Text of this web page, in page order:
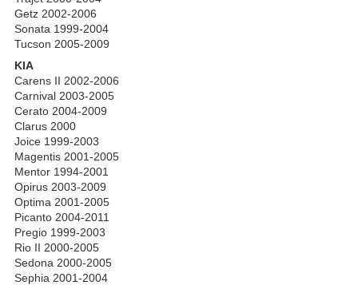
Getz 2002-2006
Sonata 1999-2004
Tucson 2005-2009
KIA
Carens II 2002-2006
Carnival 2003-2005
Cerato 2004-2009
Clarus 2000
Joice 1999-2003
Magentis 2001-2005
Mentor 1994-2001
Opirus 2003-2009
Optima 2001-2005
Picanto 2004-2011
Pregio 1999-2003
Rio II 2000-2005
Sedona 2000-2005
Sephia 2001-2004